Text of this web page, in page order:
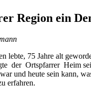
Region ein
75 Jahre alt
der Ortspfarrer Heim
und heute sein kann,
erfahren.